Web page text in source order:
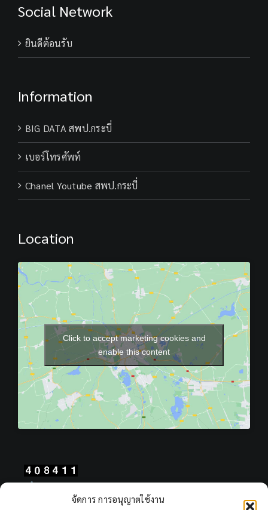
จัดการ การอนุญาตใช้งาน
Social Network
ยินดีต้อนรับ
Information
BIG DATA สพป.กระบี่
เบอร์โทรศัพท์
Chanel Youtube สพป.กระบี่
Location
Click to accept marketing cookies and
enable this content
Views Today : 1197